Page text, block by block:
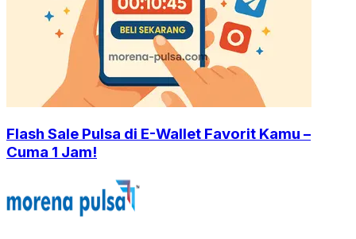
Flash Sale Pulsa di E-Wallet Favorit Kamu –
Cuma 1 Jam!